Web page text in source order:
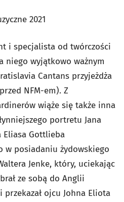
2021
i specjalista od twórczości
niego wyjątkowo ważnym
Cantans przyjeżdża
NFM-em). Z
wiąże się także inna
portretu Jana
Eliasa Gottlieba
w posiadaniu żydowskiego
Jenke, który, uciekając
ze sobą do Anglii
ojcu Johna Eliota